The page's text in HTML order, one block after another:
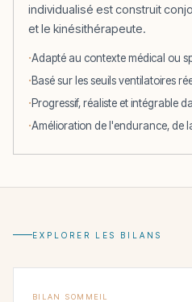
individualisé est construit
et le kinésithérapeute.
Adapté au contexte médical ou
Basé sur les seuils ventilatoires
Progressif, réaliste et intégrable
Amélioration de l'endurance, de
EXPLORER LES BILANS
BILAN SOMMEIL